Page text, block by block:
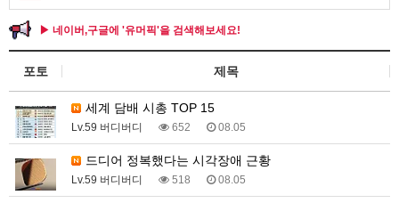
▶ 네이버,구글에 '유머픽'을 검색해보세요!
포토 제목
세계 담배 시총 TOP 15
Lv.59 버디버디 652 08.05
드디어 정복했다는 시각장애 근황
Lv.59 버디버디 518 08.05